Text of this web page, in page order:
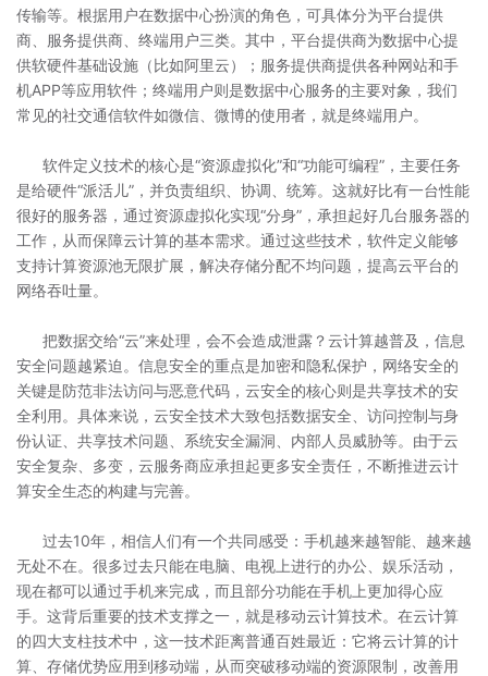
传输等。根据用户在数据中心扮演的角色，可具体分为平台提供
商、服务提供商、终端用户三类。其中，平台提供商为数据中心提
供软硬件基础设施（比如阿里云）；服务提供商提供各种网站和手
机APP等应用软件；终端用户则是数据中心服务的主要对象，我们
常见的社交通信软件如微信、微博的使用者，就是终端用户。
软件定义技术的核心是“资源虚拟化”和“功能可编程”，主要任务
是给硬件“派活儿”，并负责组织、协调、统筹。这就好比有一台性能
很好的服务器，通过资源虚拟化实现“分身”，承担起好几台服务器的
工作，从而保障云计算的基本需求。通过这些技术，软件定义能够
支持计算资源池无限扩展，解决存储分配不均问题，提高云平台的
网络吞吐量。
把数据交给“云”来处理，会不会造成泄露？云计算越普及，信息
安全问题越紧迫。信息安全的重点是加密和隐私保护，网络安全的
关键是防范非法访问与恶意代码，云安全的核心则是共享技术的安
全利用。具体来说，云安全技术大致包括数据安全、访问控制与身
份认证、共享技术问题、系统安全漏洞、内部人员威胁等。由于云
安全复杂、多变，云服务商应承担起更多安全责任，不断推进云计
算安全生态的构建与完善。
过去10年，相信人们有一个共同感受：手机越来越智能、越来越
无处不在。很多过去只能在电脑、电视上进行的办公、娱乐活动，
现在都可以通过手机来完成，而且部分功能在手机上更加得心应
手。这背后重要的技术支撑之一，就是移动云计算技术。在云计算
的四大支柱技术中，这一技术距离普通百姓最近：它将云计算的计
算、存储优势应用到移动端，从而突破移动端的资源限制，改善用